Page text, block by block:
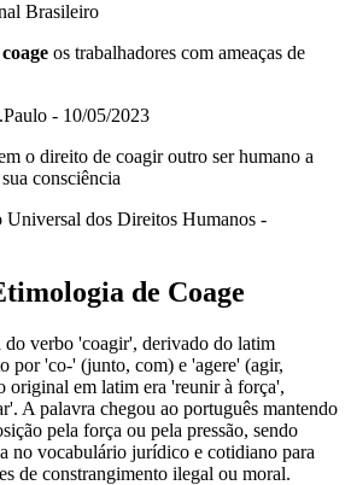
Brasileiro
coage os trabalhadores com ameaças de
- 10/05/2023
o direito de coagir outro ser humano a
consciência
Universal dos Direitos Humanos -
de Coage
do verbo 'coagir', derivado do latim
por 'co-' (junto, com) e 'agere' (agir,
original em latim era 'reunir à força',
A palavra chegou ao português mantendo
pela força ou pela pressão, sendo
no vocabulário jurídico e cotidiano para
de constrangimento ilegal ou moral.